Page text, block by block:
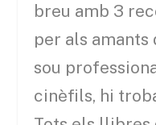
breu amb 3
per als amants
sou
cinèfils, hi